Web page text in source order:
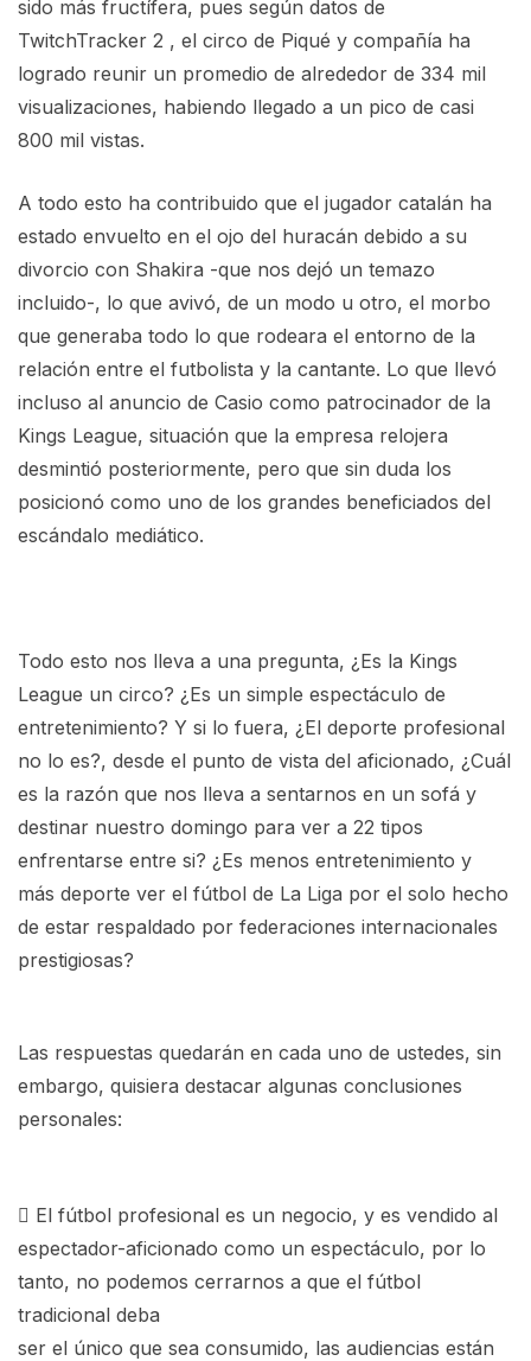
sido más fructífera, pues según datos de
TwitchTracker 2 , el circo de Piqué y compañía ha
logrado reunir un promedio de alrededor de 334 mil
visualizaciones, habiendo llegado a un pico de casi
800 mil vistas.
A todo esto ha contribuido que el jugador catalán ha
estado envuelto en el ojo del huracán debido a su
divorcio con Shakira -que nos dejó un temazo
incluido-, lo que avivó, de un modo u otro, el morbo
que generaba todo lo que rodeara el entorno de la
relación entre el futbolista y la cantante. Lo que llevó
incluso al anuncio de Casio como patrocinador de la
Kings League, situación que la empresa relojera
desmintió posteriormente, pero que sin duda los
posicionó como uno de los grandes beneficiados del
escándalo mediático.
Todo esto nos lleva a una pregunta, ¿Es la Kings
League un circo? ¿Es un simple espectáculo de
entretenimiento? Y si lo fuera, ¿El deporte profesional
no lo es?, desde el punto de vista del aficionado, ¿Cuál
es la razón que nos lleva a sentarnos en un sofá y
destinar nuestro domingo para ver a 22 tipos
enfrentarse entre si? ¿Es menos entretenimiento y
más deporte ver el fútbol de La Liga por el solo hecho
de estar respaldado por federaciones internacionales
prestigiosas?
Las respuestas quedarán en cada uno de ustedes, sin
embargo, quisiera destacar algunas conclusiones
personales:
 El fútbol profesional es un negocio, y es vendido al
espectador-aficionado como un espectáculo, por lo
tanto, no podemos cerrarnos a que el fútbol
tradicional deba
ser el único que sea consumido, las audiencias están